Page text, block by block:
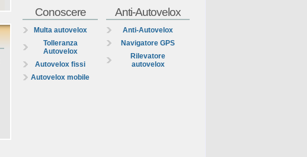
Conoscere
Multa autovelox
Tolleranza
Autovelox
Autovelox fissi
Autovelox mobile
Anti-Autovelox
Anti-Autovelox
Navigatore GPS
Rilevatore
autovelox